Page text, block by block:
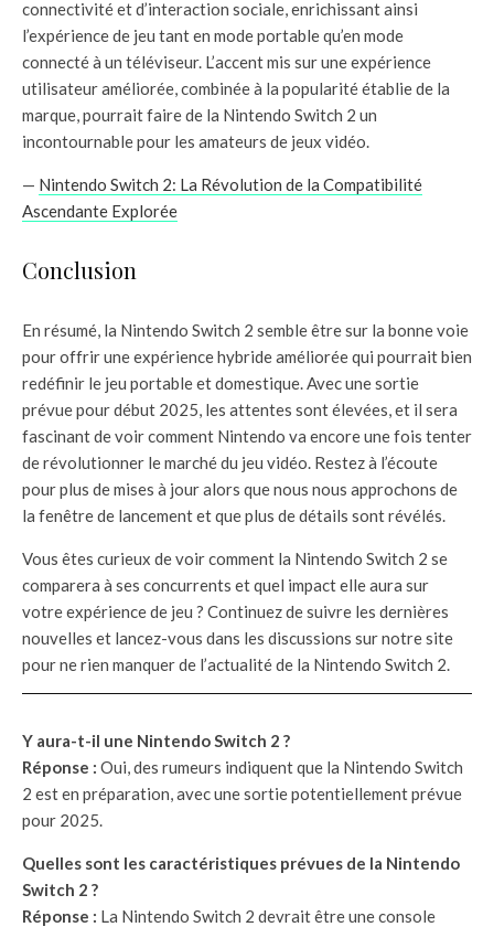
connectivité et d’interaction sociale, enrichissant ainsi
l’expérience de jeu tant en mode portable qu’en mode
connecté à un téléviseur. L’accent mis sur une expérience
utilisateur améliorée, combinée à la popularité établie de la
marque, pourrait faire de la Nintendo Switch 2 un
incontournable pour les amateurs de jeux vidéo.
— Nintendo Switch 2: La Révolution de la Compatibilité
Ascendante Explorée
Conclusion
En résumé, la Nintendo Switch 2 semble être sur la bonne voie
pour offrir une expérience hybride améliorée qui pourrait bien
redéfinir le jeu portable et domestique. Avec une sortie
prévue pour début 2025, les attentes sont élevées, et il sera
fascinant de voir comment Nintendo va encore une fois tenter
de révolutionner le marché du jeu vidéo. Restez à l’écoute
pour plus de mises à jour alors que nous nous approchons de
la fenêtre de lancement et que plus de détails sont révélés.
Vous êtes curieux de voir comment la Nintendo Switch 2 se
comparera à ses concurrents et quel impact elle aura sur
votre expérience de jeu ? Continuez de suivre les dernières
nouvelles et lancez-vous dans les discussions sur notre site
pour ne rien manquer de l’actualité de la Nintendo Switch 2.
Y aura-t-il une Nintendo Switch 2 ?
Réponse : Oui, des rumeurs indiquent que la Nintendo Switch
2 est en préparation, avec une sortie potentiellement prévue
pour 2025.
Quelles sont les caractéristiques prévues de la Nintendo
Switch 2 ?
Réponse : La Nintendo Switch 2 devrait être une console